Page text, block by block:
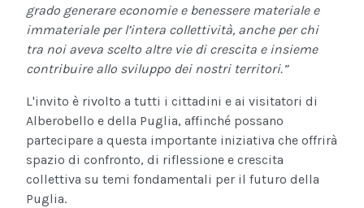
grado generare economie e benessere materiale e
immateriale per l’intera collettività, anche per chi
tra noi aveva scelto altre vie di crescita e insieme
contribuire allo sviluppo dei nostri territori.”
L'invito è rivolto a tutti i cittadini e ai visitatori di
Alberobello e della Puglia, affinché possano
partecipare a questa importante iniziativa che offrirà
spazio di confronto, di riflessione e crescita
collettiva su temi fondamentali per il futuro della
Puglia.